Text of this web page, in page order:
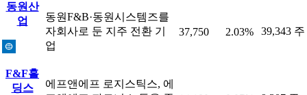
동원산
업
동원F&B·동원시스템즈를
자회사로 둔 지주 전환 기
업
37,750 2.03% 39,343 주
F&F홀
딩스
에프앤에프 로지스틱스, 에